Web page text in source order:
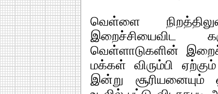
வெள்ளை
இறைச்சியைவிட
வெள்ளாடுகளின்
மக்கள் விரும்பி
இன்று சூரியனையும்